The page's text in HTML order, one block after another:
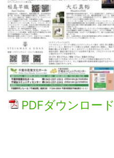
PDFダウンロード